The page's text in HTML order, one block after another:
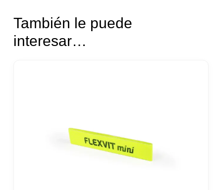
También le puede
interesar…